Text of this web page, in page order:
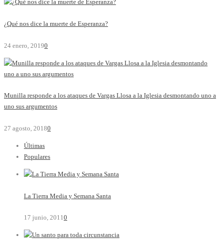
¿Qué nos dice la muerte de Esperanza?
24 enero, 20190
Munilla responde a los ataques de Vargas Llosa a la Iglesia desmontando uno a
uno sus argumentos
27 agosto, 20180
Últimas
Populares
La Tierra Media y Semana Santa
17 junio, 20110